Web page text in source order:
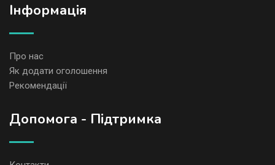
Iнформація
Про нас
Як додати оголошення
Рекомендації
Допомога - Підтримка